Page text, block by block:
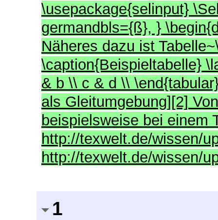
\usepackage{selinput}
germandbls={ß}, }
Näheres dazu ist
\caption{Beispieltabelle}
& b \\ c & d \\
als Gleitumgebung][2]
beispielsweise bei einem
http://texwelt.de/wissen/
http://texwelt.de/wissen/
1